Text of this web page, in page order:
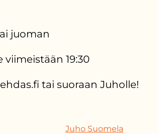
juoman
19:30
tai suoraan Juholle!
Juho Suomela